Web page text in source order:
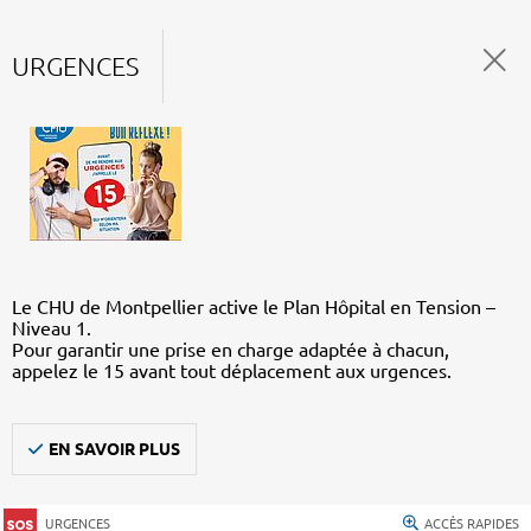
URGENCES
Le CHU de Montpellier active le Plan Hôpital en Tension –
Niveau 1.
Pour garantir une prise en charge adaptée à chacun,
appelez le 15 avant tout déplacement aux urgences.
EN SAVOIR PLUS
URGENCES ACCÈS RAPIDES